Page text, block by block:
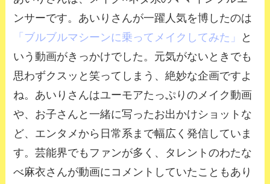
ンサーです。あいりさんが一躍人気を博したのは
「ブルブルマシーンに乗ってメイクしてみた」
と
いう動画がきっかけでした。元気がないときでも
思わずクスッと笑ってしまう、絶妙な企画ですよ
ね。あいりさんはユーモアたっぷりのメイク動画
や、お子さんと一緒に写ったお出かけショットな
ど、エンタメから日常系まで幅広く発信していま
す。芸能界でもファンが多く、タレントのわたな
べ麻衣さんが動画にコメントしていたこともあり